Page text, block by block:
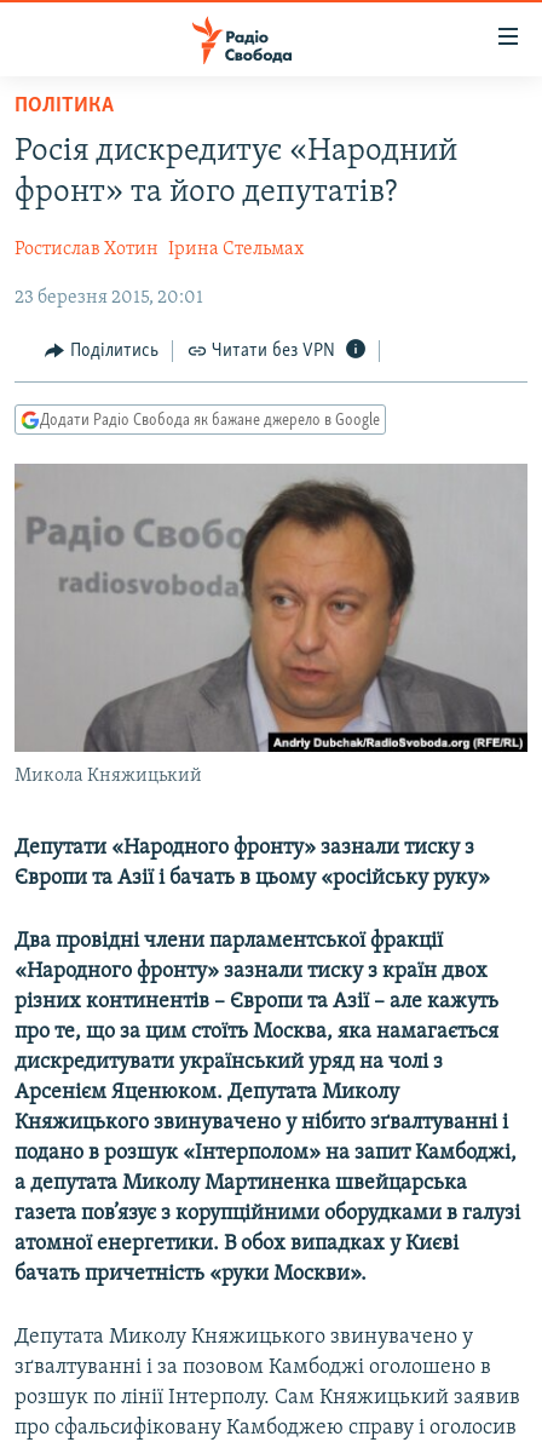
Перейти
основного
матеріалу
Перейти
до
навігації
Перейти
пошуку
ВСЕ ЗА ДОБУ
СТАТТІ
ПОЛІТИКА
ЕКОНОМІКА
СУСПІЛЬСТВО
СПОРТ
СВІТ
ВІЙНА
РОСІЙСЬКА «ФІЛЬТРАЦІЯ»
ДОНБАС.РЕАЛІЇ
КРИМ.РЕАЛІЇ
ТИ ЯК?
СХЕМИ
КИТАЙ.ВИКЛИКИ
ПОДКАСТИ
УКР
КТАТ
ДОЛУЧАЙСЯ!
Усі сайти RFE/RL
ПОЛІТИКА
Росія дискредитує «Народний
фронт» та його депутатів?
Ростислав Хотин Ірина Стельмах
23 березня 2015, 20:01
Поділитись Читати без VPN
Додати Радіо Свобода як бажане джерело в Google
Микола Княжицький
Депутати «Народного фронту» зазнали тиску з
Європи та Азії і бачать в цьому «російську руку»
Два провідні члени парламентської фракції
«Народного фронту» зазнали тиску з країн двох
різних континентів – Європи та Азії – але кажуть
про те, що за цим стоїть Москва, яка намагається
дискредитувати український уряд на чолі з
Арсенієм Яценюком. Депутата Миколу
Княжицького звинувачено у нібито зґвалтуванні і
подано в розшук «Інтерполом» на запит Камбоджі,
а депутата Миколу Мартиненка швейцарська
газета пов’язує з корупційними оборудками в галузі
атомної енергетики. В обох випадках у Києві
бачать причетність «руки Москви».
Депутата Миколу Княжицького звинувачено у
зґвалтуванні і за позовом Камбоджі оголошено в
розшук по лінії Інтерполу. Сам Княжицький заявив
про сфальсифіковану Камбоджею справу і оголосив